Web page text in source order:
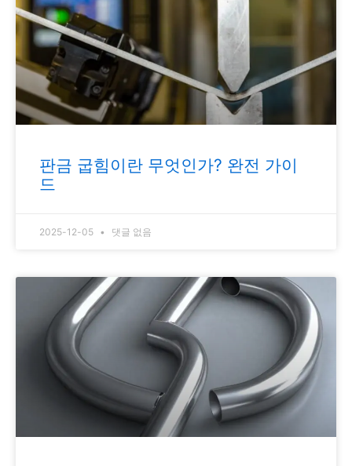
판금 굽힘이란 무엇인가? 완전 가이
드
2025-12-05 댓글 없음